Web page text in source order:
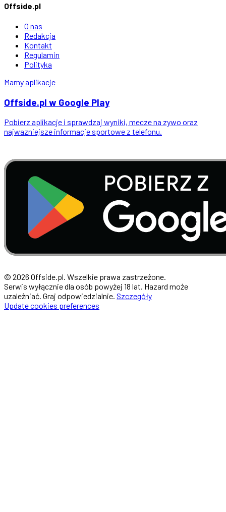
Offside.pl
O nas
Redakcja
Kontakt
Regulamin
Polityka
Mamy aplikacje
Offside.pl w Google Play
Pobierz aplikacje i sprawdzaj wyniki, mecze na zywo oraz
najwazniejsze informacje sportowe z telefonu.
© 2026 Offside.pl. Wszelkie prawa zastrzeżone.
Serwis wyłącznie dla osób powyżej 18 lat. Hazard może
uzależniać. Graj odpowiedzialnie. Szczegóły
Update cookies preferences